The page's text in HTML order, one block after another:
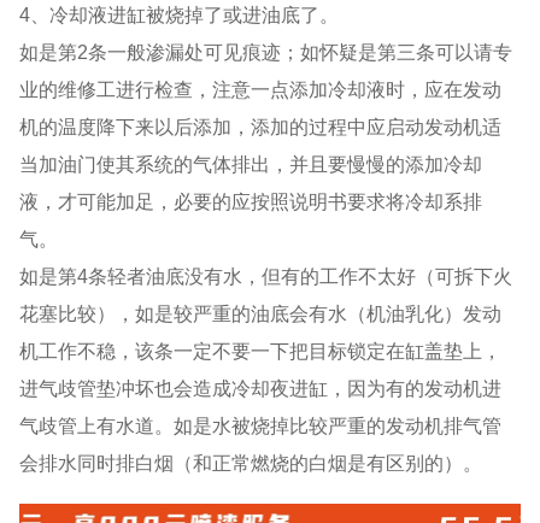
4、冷却液进缸被烧掉了或进油底了。
如是第2条一般渗漏处可见痕迹；如怀疑是第三条可以请专
业的维修工进行检查，注意一点添加冷却液时，应在发动
机的温度降下来以后添加，添加的过程中应启动发动机适
当加油门使其系统的气体排出，并且要慢慢的添加冷却
液，才可能加足，必要的应按照说明书要求将冷却系排
气。
如是第4条轻者油底没有水，但有的工作不太好（可拆下火
花塞比较），如是较严重的油底会有水（机油乳化）发动
机工作不稳，该条一定不要一下把目标锁定在缸盖垫上，
进气歧管垫冲坏也会造成冷却夜进缸，因为有的发动机进
气歧管上有水道。如是水被烧掉比较严重的发动机排气管
会排水同时排白烟（和正常燃烧的白烟是有区别的）。